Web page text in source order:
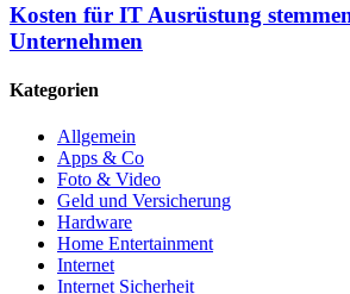
Kosten für IT Ausrüstung
Unternehmen
Kategorien
Allgemein
Apps & Co
Foto & Video
Geld und Versicherung
Hardware
Home Entertainment
Internet
Internet Sicherheit